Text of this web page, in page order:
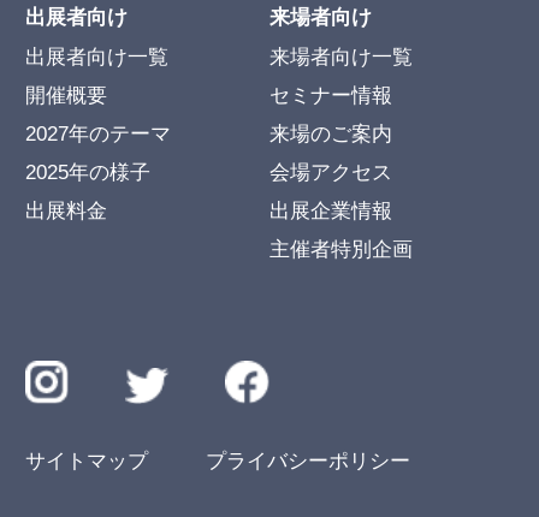
出展者向け
出展者向け一覧
開催概要
2027年のテーマ
2025年の様子
出展料金
来場者向け
来場者向け一覧
セミナー情報
来場のご案内
会場アクセス
出展企業情報
主催者特別企画
サイトマップ プライバシーポリシー